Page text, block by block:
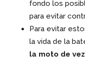
fondo los
para evitar
Para evitar
la vida de la
la moto de